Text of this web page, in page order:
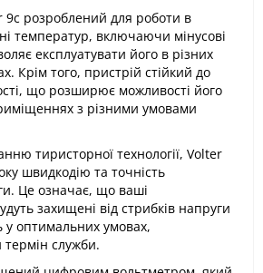
9с розроблений для роботи в
температур, включаючи мінусові
експлуатувати його в різних
Крім того, пристрій стійкий до
що розширює можливості його
з різними умовами
тиристорної технології, Volter
швидкодію та точність
Це означає, що ваші
захищені від стрибків напруги
оптимальних умовах,
служби.